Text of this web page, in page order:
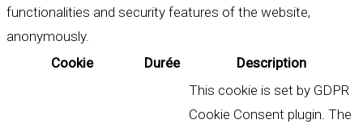
functionalities and security features of the website,
anonymously.
Cookie
Durée Description
This cookie is set by GDPR
Cookie Consent plugin. The